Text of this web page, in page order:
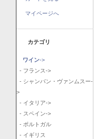
マイページへ
カテゴリ
ワイン->
- フランス->
- シャンパン・ヴァンムスー-
>
- イタリア->
- スペイン->
- ポルトガル
- イギリス